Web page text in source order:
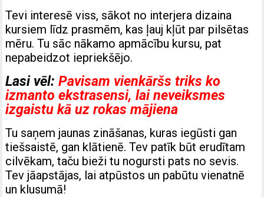
Tevi interesē viss, sākot no interjera dizaina
kursiem līdz prasmēm, kas ļauj kļūt par pilsētas
mēru. Tu sāc nākamo apmācību kursu, pat
nepabeidzot iepriekšējo.
Lasi vēl:Pavisam vienkāršs triks ko
izmanto ekstrasensi, lai neveiksmes
izgaistu kā uz rokas mājiena
Tu saņem jaunas zināšanas, kuras iegūsti gan
tiešsaistē, gan klātienē. Tev patīk būt erudītam
cilvēkam, taču bieži tu nogursti pats no sevis.
Tev jāapstājas, lai atpūstos un pabūtu vienatnē
un klusumā!